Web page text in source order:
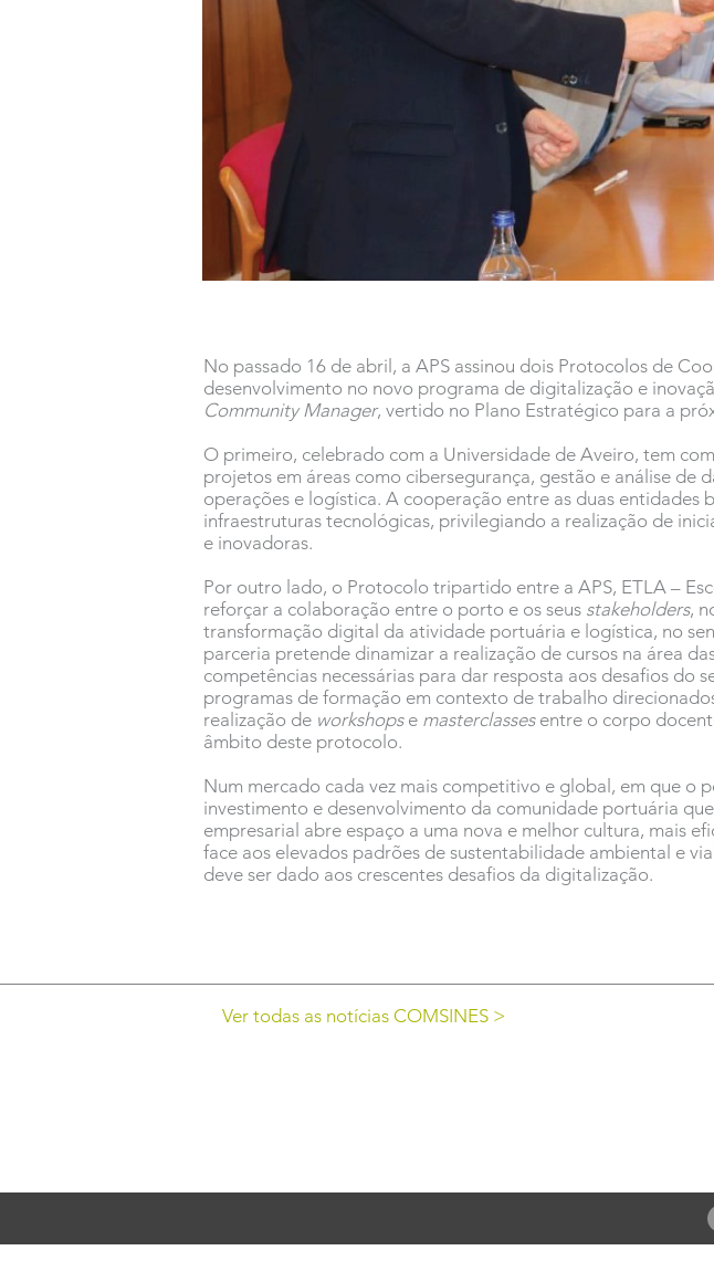
No passado 16 de abril, a APS assinou dois Protocolos de
desenvolvimento no novo programa de digitalização e
Community Manager, vertido no Plano Estratégico para a
O primeiro, celebrado com a Universidade de Aveiro, tem
projetos em áreas como cibersegurança, gestão e análise
operações e logística. A cooperação entre as duas entidades
infraestruturas tecnológicas, privilegiando a realização de
e inovadoras.
Por outro lado, o Protocolo tripartido entre a APS, ETLA –
reforçar a colaboração entre o porto e os seus stakeholders,
transformação digital da atividade portuária e logística, no
parceria pretende dinamizar a realização de cursos na área
competências necessárias para dar resposta aos desafios do
programas de formação em contexto de trabalho
realização de workshopse masterclassesentre o corpo
âmbito deste protocolo.
Num mercado cada vez mais competitivo e global, em que o
investimento e desenvolvimento da comunidade portuária
empresarial abre espaço a uma nova e melhor cultura, mais
face aos elevados padrões de sustentabilidade ambiental e
deve ser dado aos crescentes desafios da digitalização.
Ver todas as notícias COMSINES >